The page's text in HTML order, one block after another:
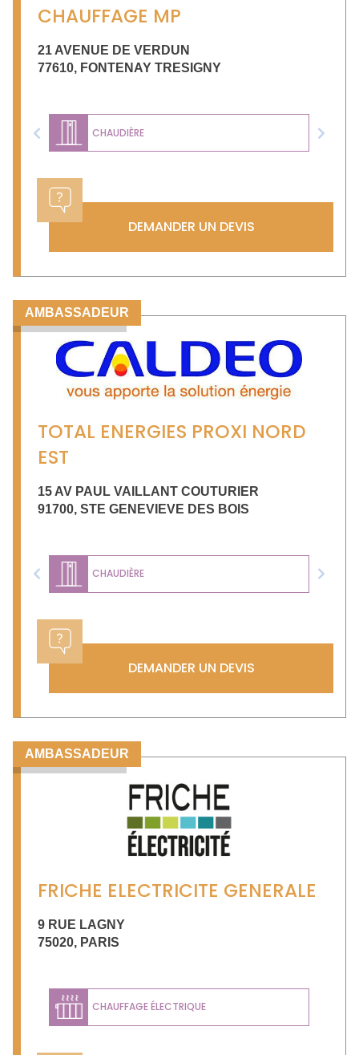
CHAUFFAGE MP
21 AVENUE DE VERDUN
77610, FONTENAY TRESIGNY
CHAUDIÈRE
Previous Next
DEMANDER UN DEVIS
AMBASSADEUR
TOTAL ENERGIES PROXI NORD
EST
15 AV PAUL VAILLANT COUTURIER
91700, STE GENEVIEVE DES BOIS
CHAUDIÈRE
Previous Next
DEMANDER UN DEVIS
AMBASSADEUR
FRICHE ELECTRICITE GENERALE
9 RUE LAGNY
75020, PARIS
CHAUFFAGE ÉLECTRIQUE